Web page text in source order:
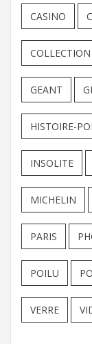
CASINO
COLLECTION
GEANT
HISTOIRE-
INSOLITE
MICHELIN
PARIS
POILU
VERRE